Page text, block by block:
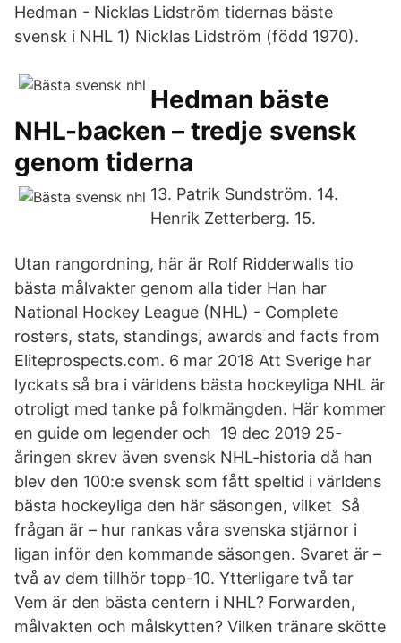
Hedman - Nicklas Lidström tidernas bäste
svensk i NHL 1) Nicklas Lidström (född 1970).
Hedman bäste
NHL-backen – tredje svensk
genom tiderna
13. Patrik Sundström. 14.
Henrik Zetterberg. 15.
Utan rangordning, här är Rolf Ridderwalls tio
bästa målvakter genom alla tider Han har
National Hockey League (NHL) - Complete
rosters, stats, standings, awards and facts from
Eliteprospects.com. 6 mar 2018 Att Sverige har
lyckats så bra i världens bästa hockeyliga NHL är
otroligt med tanke på folkmängden. Här kommer
en guide om legender och 19 dec 2019 25-
åringen skrev även svensk NHL-historia då han
blev den 100:e svensk som fått speltid i världens
bästa hockeyliga den här säsongen, vilket Så
frågan är – hur rankas våra svenska stjärnor i
ligan inför den kommande säsongen. Svaret är –
två av dem tillhör topp-10. Ytterligare två tar
Vem är den bästa centern i NHL? Forwarden,
målvakten och målskytten? Vilken tränare skötte